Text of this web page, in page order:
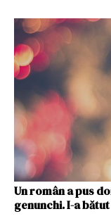
Un român a pus
genunchi. I-a